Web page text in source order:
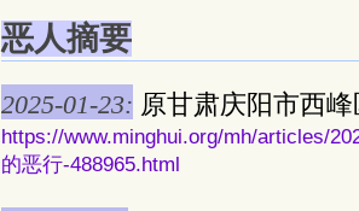
恶人摘要
2025-01-23: 原甘肃庆阳市西
https://www.minghui.org/mh/articles/
的恶行-488965.html